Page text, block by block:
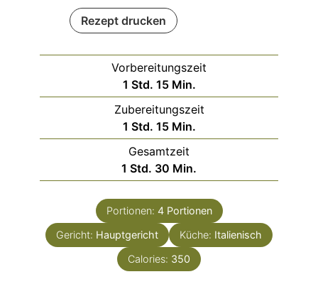
Rezept drucken
Vorbereitungszeit
1 Stunde
Std. 15Minuten
Min.
Zubereitungszeit
1 Stunde
Std. 15Minuten
Min.
Gesamtzeit
1 Stunde
Std. 30 Minuten
Min.
Portionen: 4 Portionen
Gericht: Hauptgericht Küche: Italienisch
Calories: 350